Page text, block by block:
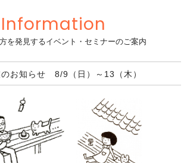
Information
を発見するイベント・セミナーのご案内